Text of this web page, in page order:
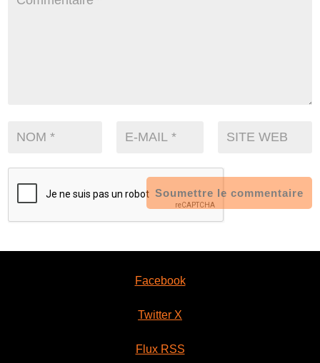
Soumettre le commentaire
Facebook
Twitter X
Flux RSS